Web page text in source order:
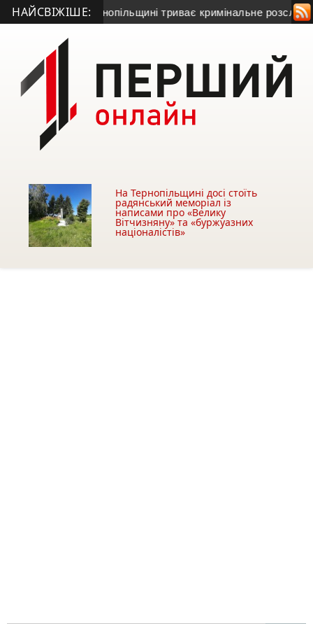
НАЙСВІЖІШЕ:
на Тернопільщині триває кримінальне розслідування
На Тернопільщині досі стоїть
радянський меморіал із
написами про «Велику
Вітчизняну» та «буржуазних
націоналістів»